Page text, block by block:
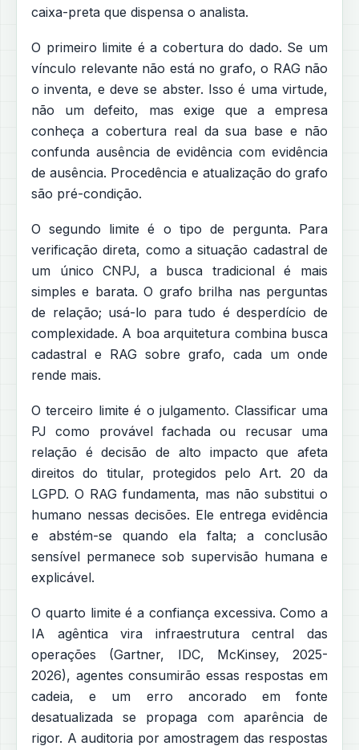
caixa-preta que dispensa o analista.
O primeiro limite é a cobertura do dado. Se um
vínculo relevante não está no grafo, o RAG não
o inventa, e deve se abster. Isso é uma virtude,
não um defeito, mas exige que a empresa
conheça a cobertura real da sua base e não
confunda ausência de evidência com evidência
de ausência. Procedência e atualização do grafo
são pré-condição.
O segundo limite é o tipo de pergunta. Para
verificação direta, como a situação cadastral de
um único CNPJ, a busca tradicional é mais
simples e barata. O grafo brilha nas perguntas
de relação; usá-lo para tudo é desperdício de
complexidade. A boa arquitetura combina busca
cadastral e RAG sobre grafo, cada um onde
rende mais.
O terceiro limite é o julgamento. Classificar uma
PJ como provável fachada ou recusar uma
relação é decisão de alto impacto que afeta
direitos do titular, protegidos pelo Art. 20 da
LGPD. O RAG fundamenta, mas não substitui o
humano nessas decisões. Ele entrega evidência
e abstém-se quando ela falta; a conclusão
sensível permanece sob supervisão humana e
explicável.
O quarto limite é a confiança excessiva. Como a
IA agêntica vira infraestrutura central das
operações (Gartner, IDC, McKinsey, 2025-
2026), agentes consumirão essas respostas em
cadeia, e um erro ancorado em fonte
desatualizada se propaga com aparência de
rigor. A auditoria por amostragem das respostas